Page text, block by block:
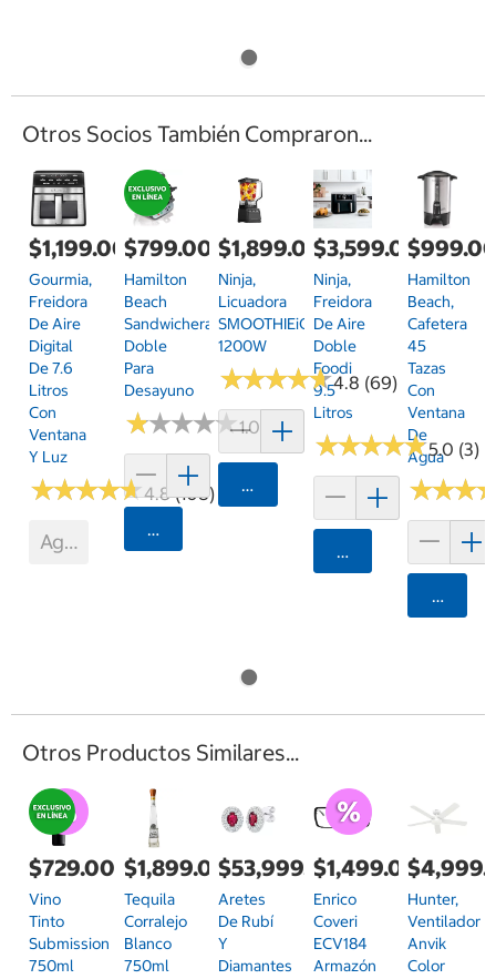
Otros Socios También Compraron...
$1,199.00
Gourmia,
Freidora
De Aire
Digital
De 7.6
Litros
Con
Ventana
Y Luz
★★★★★
★★★★★4.8 (108)
Agotado
$799.00
Hamilton
Beach
Sandwichera
Doble
Para
Desayuno
★★★★★
★★★★★1.0 (1)
Agregar
$1,899.00
Ninja,
Licuadora
SMOOTHIEiQ
1200W
★★★★★
★★★★★4.8 (69)
Agregar
$3,599.00
Ninja,
Freidora
De Aire
Doble
Foodi
9.5
Litros
★★★★★
★★★★★5.0 (3)
Agregar
Hamilton
Beach,
Cafetera
45
Tazas
Con
Ventana
De
Agua
★★★
★★★
Otros Productos Similares...
$729.00
Vino
Tinto
Submission
750ml
$1,899.00
Tequila
Corralejo
Blanco
750ml
$53,999.00
Aretes
De Rubí
Y
Diamantes
$1,499.00
Enrico
Coveri
ECV184
Armazón
Hunter,
Ventilador
Anvik
Color